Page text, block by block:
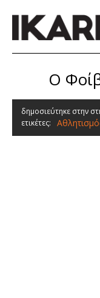
Ο
δημοσιεύτηκε στην
ετικέτες: